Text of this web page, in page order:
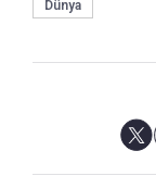
Dünya